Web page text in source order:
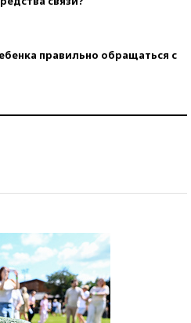
правильно обращаться с